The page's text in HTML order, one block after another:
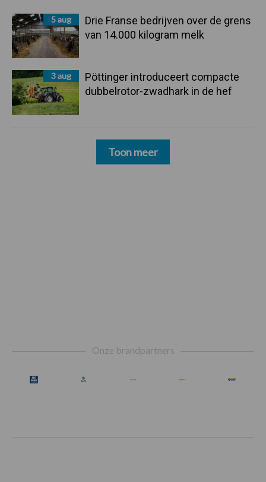
5 aug
Drie Franse bedrijven over de grens
van 14.000 kilogram melk
3 aug
Pöttinger introduceert compacte
dubbelrotor-zwadhark in de hef
Toon meer
Onze brandpartners